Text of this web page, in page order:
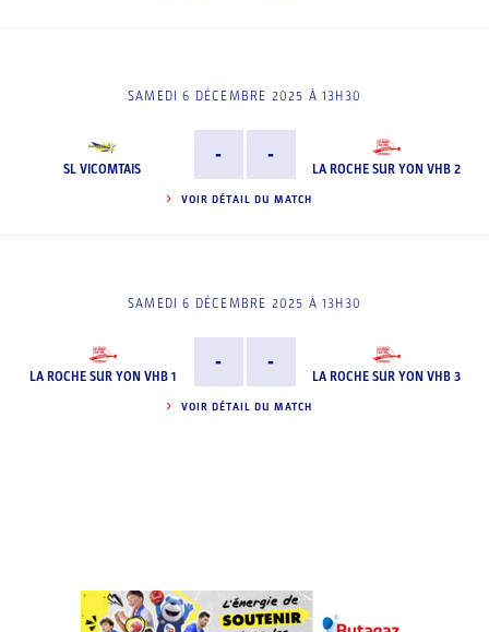
SAMEDI 6 DÉCEMBRE 2025 À 13H30
SL VICOMTAIS
- -
LA ROCHE SUR YON VHB 2
VOIR DÉTAIL DU MATCH
SAMEDI 6 DÉCEMBRE 2025 À 13H30
LA ROCHE SUR YON VHB 1
- -
LA ROCHE SUR YON VHB 3
VOIR DÉTAIL DU MATCH